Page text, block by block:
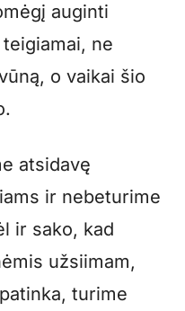
auginti
ne
o vaikai šio
atsidavę
ir nebeturime
ir sako, kad
užsiimam,
turime